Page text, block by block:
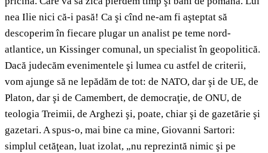
nea Ilie nici că-i pasă! Ca şi cînd ne-am fi aşteptat să
descoperim în fiecare plugar un analist pe teme nord-
atlantice, un Kissinger comunal, un specialist în geopolitică.
Dacă judecăm evenimentele şi lumea cu astfel de criterii,
vom ajunge să ne lepădăm de tot: de NATO, dar şi de UE, de
Platon, dar şi de Camembert, de democraţie, de ONU, de
teologia Treimii, de Arghezi şi, poate, chiar şi de gazetărie şi
gazetari. A spus-o, mai bine ca mine, Giovanni Sartori:
simplul cetăţean, luat izolat, „nu reprezintă nimic şi pe